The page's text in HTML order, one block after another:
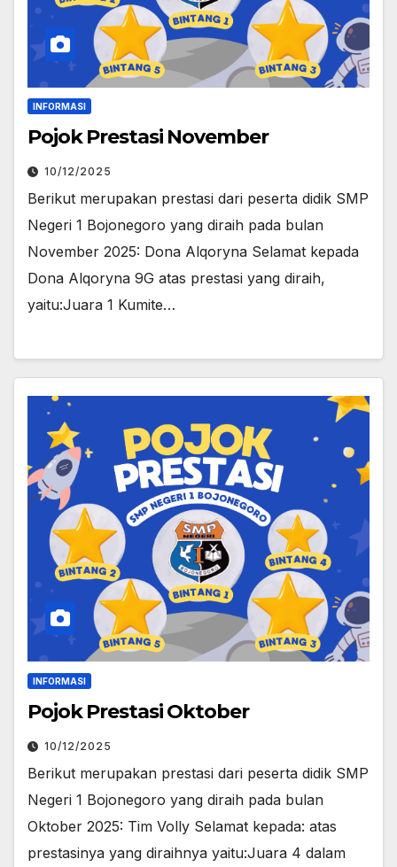
INFORMASI
Pojok Prestasi November
10/12/2025
Berikut merupakan prestasi dari peserta didik SMP
Negeri 1 Bojonegoro yang diraih pada bulan
November 2025: Dona Alqoryna Selamat kepada
Dona Alqoryna 9G atas prestasi yang diraih,
yaitu:Juara 1 Kumite…
INFORMASI
Pojok Prestasi Oktober
10/12/2025
Berikut merupakan prestasi dari peserta didik SMP
Negeri 1 Bojonegoro yang diraih pada bulan
Oktober 2025: Tim Volly Selamat kepada: atas
prestasinya yang diraihnya yaitu:Juara 4 dalam